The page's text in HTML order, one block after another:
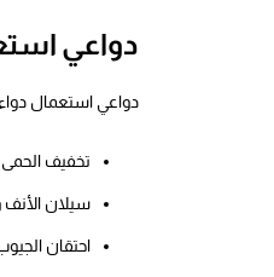
دواعي
دواعي استعمال
تخفيف الحمى
سيلان
احتقان